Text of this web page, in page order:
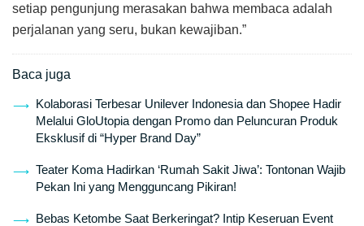
setiap pengunjung merasakan bahwa membaca adalah
perjalanan yang seru, bukan kewajiban.”
Baca juga
Kolaborasi Terbesar Unilever Indonesia dan Shopee Hadir
Melalui GloUtopia dengan Promo dan Peluncuran Produk
Eksklusif di “Hyper Brand Day”
Teater Koma Hadirkan ‘Rumah Sakit Jiwa’: Tontonan Wajib
Pekan Ini yang Mengguncang Pikiran!
Bebas Ketombe Saat Berkeringat? Intip Keseruan Event